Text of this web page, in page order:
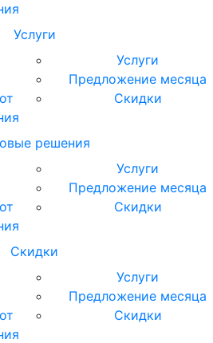
Услуги
Услуги
Предложение месяца
Скидки
решения
Услуги
Предложение месяца
Скидки
Скидки
Услуги
Предложение месяца
Скидки